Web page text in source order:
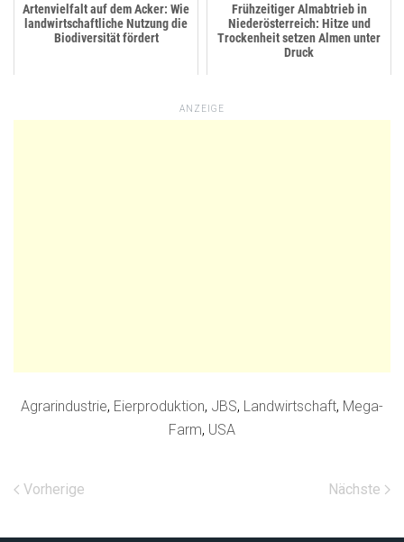
Artenvielfalt auf dem Acker: Wie
landwirtschaftliche Nutzung die
Biodiversität fördert
Frühzeitiger Almabtrieb in
Niederösterreich: Hitze und
Trockenheit setzen Almen unter
Druck
ANZEIGE
Agrarindustrie, Eierproduktion, JBS, Landwirtschaft, Mega-
Farm, USA
Vorherige Nächste